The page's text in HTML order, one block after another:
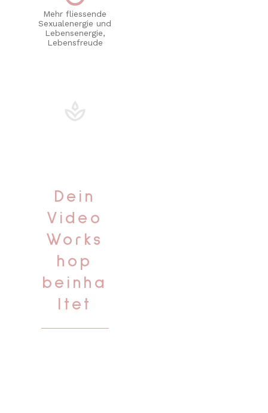
Mehr fliessende
Sexualenergie und
Lebensenergie,
Lebensfreude
Dein
Video
Works
hop
beinha
ltet